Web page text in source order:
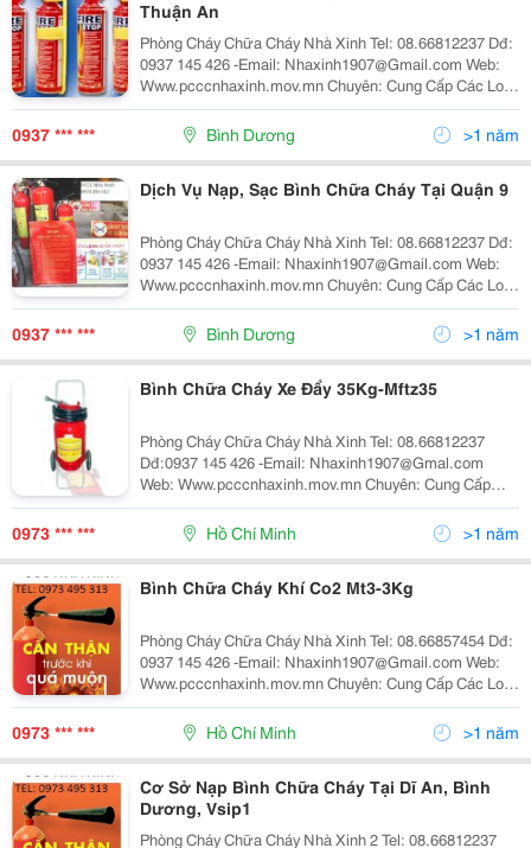
Thuận An
Phòng Cháy Chữa Cháy Nhà Xinh Tel: 08.66812237 Dđ:
0937 145 426 -Email: Nhaxinh1907@Gmail.com Web:
Www.pcccnhaxinh.mov.mn Chuyên: Cung Cấp Các Loại
Bình Chữa Cháy-Bình Chữa Cháy Bột-Bình Chữa Cháy
Co2: Mt3 Mt5-Bình Chữa Cháy Xe Đẩy Mt35,M
0937 *** *** Bình Dương >1 năm
Dịch Vụ Nạp, Sạc Bình Chữa Cháy Tại Quận 9
Phòng Cháy Chữa Cháy Nhà Xinh Tel: 08.66812237 Dđ:
0937 145 426 -Email: Nhaxinh1907@Gmail.com Web:
Www.pcccnhaxinh.mov.mn Chuyên: Cung Cấp Các Loại
Bình Chữa Cháy-Bình Chữa Cháy Bột-Bình Chữa Cháy
Co2: Mt3 Mt5-Bình Chữa Cháy Xe Đẩy Mt35,M
0937 *** *** Bình Dương >1 năm
Bình Chữa Cháy Xe Đẩy 35Kg-Mftz35
Phòng Cháy Chữa Cháy Nhà Xinh Tel: 08.66812237
Dđ:0937 145 426 -Email: Nhaxinh1907@Gmal.com
Web: Www.pcccnhaxinh.mov.mn Chuyên: Cung Cấp
Các Loại Bình Chữa Cháy-Bình Chữa Cháy Bột-Bình
Chữa Cháy Co2: Mt3 Mt5-Bình Chữa Cháy Xe Đẩy
Mt35,Mt2
0973 *** *** Hồ Chí Minh >1 năm
Bình Chữa Cháy Khí Co2 Mt3-3Kg
Phòng Cháy Chữa Cháy Nhà Xinh Tel: 08.66857454 Dđ:
0937 145 426 -Email: Nhaxinh1907@Gmail.com Web:
Www.pcccnhaxinh.mov.mn Chuyên: Cung Cấp Các Loại
Bình Chữa Cháy-Bình Chữa Cháy Bột-Bình Chữa Cháy
Co2: Mt3 Mt5-Bình Chữa Cháy Xe Đẩy Mt35,M
0973 *** *** Hồ Chí Minh >1 năm
Cơ Sở Nạp Bình Chữa Cháy Tại Dĩ An, Bình
Dương, Vsip1
Phòng Cháy Chữa Cháy Nhà Xinh 2 Tel: 08.66812237